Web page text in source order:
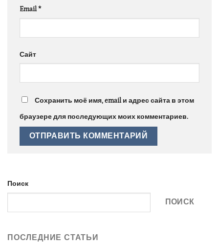
Email*
Сайт
Сохранить моё имя, email и адрес сайта в этом
браузере для последующих моих комментариев.
Поиск
ПОИСК
ПОСЛЕДНИЕ СТАТЬИ